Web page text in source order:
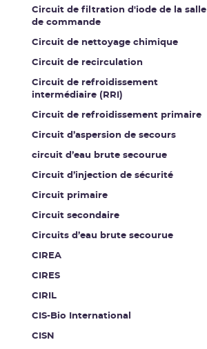
Circuit de filtration d'iode de la salle
de commande
Circuit de nettoyage chimique
Circuit de recirculation
Circuit de refroidissement
intermédiaire (RRI)
Circuit de refroidissement primaire
Circuit d’aspersion de secours
circuit d’eau brute secourue
Circuit d’injection de sécurité
Circuit primaire
Circuit secondaire
Circuits d’eau brute secourue
CIREA
CIRES
CIRIL
CIS-Bio International
CISN